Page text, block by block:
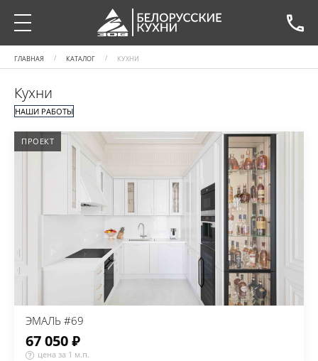
ГЛАВНАЯ КАТАЛОГ КУХНИ
Кухни
НАШИ РАБОТЫ
ПРОЕКТ
ЭМАЛЬ #69
67 050 ₽
цена за 1 м.п.